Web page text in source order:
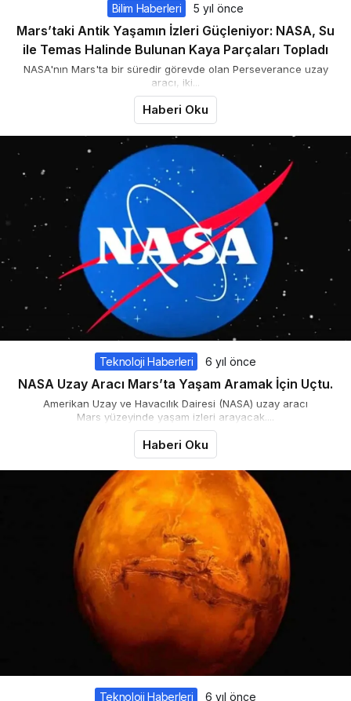
Bilim Haberleri 5 yıl önce
Mars’taki Antik Yaşamın İzleri Güçleniyor: NASA, Su
ile Temas Halinde Bulunan Kaya Parçaları Topladı
NASA'nın Mars'ta bir süredir görevde olan Perseverance uzay
aracı, iki...
Haberi Oku
Teknoloji Haberleri 6 yıl önce
NASA Uzay Aracı Mars’ta Yaşam Aramak İçin Uçtu.
Amerikan Uzay ve Havacılık Dairesi (NASA) uzay aracı
Mars yüzeyinde yaşam izleri arayacak....
Haberi Oku
Teknoloji Haberleri 6 yıl önce